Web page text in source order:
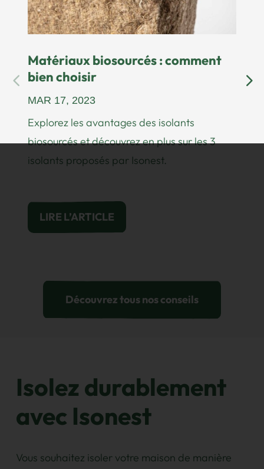
Matériaux biosourcés : comment
bien choisir
MAR 17, 2023
Explorez les avantages des isolants
biosourcés et découvrez en plus sur les 3
isolants proposés par Isonest.
LIRE L’ARTICLE
Découvrez tous nos conseils
Isolez durablement
avec Isonest
Vous souhaitez isoler votre maison de manière